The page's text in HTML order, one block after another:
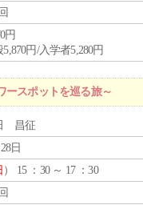
円
円/入学者5,280円
ースポットを巡る旅～
昌征
日
） 15 ：30 ～ 17 ：30